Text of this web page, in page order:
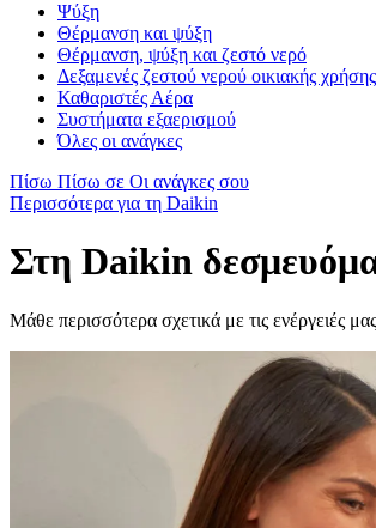
Ψύξη
Θέρμανση και ψύξη
Θέρμανση, ψύξη και ζεστό νερό
Δεξαμενές ζεστού νερού οικιακής
Καθαριστές Αέρα
Συστήματα εξαερισμού
Όλες οι ανάγκες
Πίσω Πίσω σε Οι ανάγκες σου
Περισσότερα για τη Daikin
Στη Daikin
Μάθε περισσότερα σχετικά με τις ενέργειές